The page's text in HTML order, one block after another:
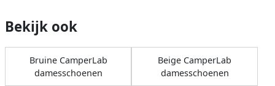
Bekijk ook
Bruine CamperLab
damesschoenen
Beige CamperLab
damesschoenen